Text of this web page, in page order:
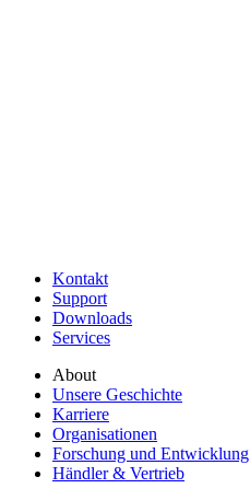
Kontakt
Support
Downloads
Services
About
Unsere Geschichte
Karriere
Organisationen
Forschung und Entwicklung
Händler & Vertrieb